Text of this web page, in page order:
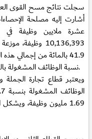
أشارت إليه مصلحة
عشرة ملايين وظيفة في
نسبة الوظائف المشغولة بالوافدين 58.1 بالمائة، أي 5,884,670 وظيفة.
ويعتبر قطاع تجارة